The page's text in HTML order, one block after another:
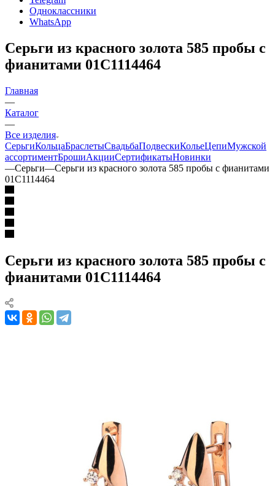
Одноклассники
WhatsApp
Серьги из красного золота 585 пробы с
фианитами 01С1114464
Главная
—
Каталог
—
Все изделия
СерьгиКольцаБраслетыСвадьбаПодвескиКольеЦепиМужской
ассортиментБрошиАкцииСертификатыНовинки
—Серьги—Серьги из красного золота 585 пробы с фианитами
01С1114464
Серьги из красного золота 585 пробы с
фианитами 01С1114464